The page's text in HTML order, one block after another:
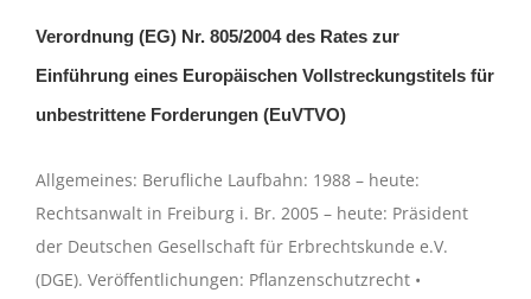
Verordnung (EG) Nr. 805/2004 des Rates zur
Einführung eines Europäischen Vollstreckungstitels für
unbestrittene Forderungen (EuVTVO)
Allgemeines: Berufliche Laufbahn: 1988 – heute:
Rechtsanwalt in Freiburg i. Br. 2005 – heute: Präsident
der Deutschen Gesellschaft für Erbrechtskunde e.V.
(DGE). Veröffentlichungen: Pflanzenschutzrecht •